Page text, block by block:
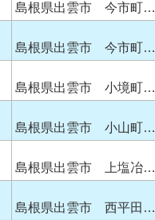
島根県出雲市 今市町…
島根県出雲市 今市町…
島根県出雲市 小境町…
島根県出雲市 小山町…
島根県出雲市 上塩冶…
島根県出雲市 西平田…